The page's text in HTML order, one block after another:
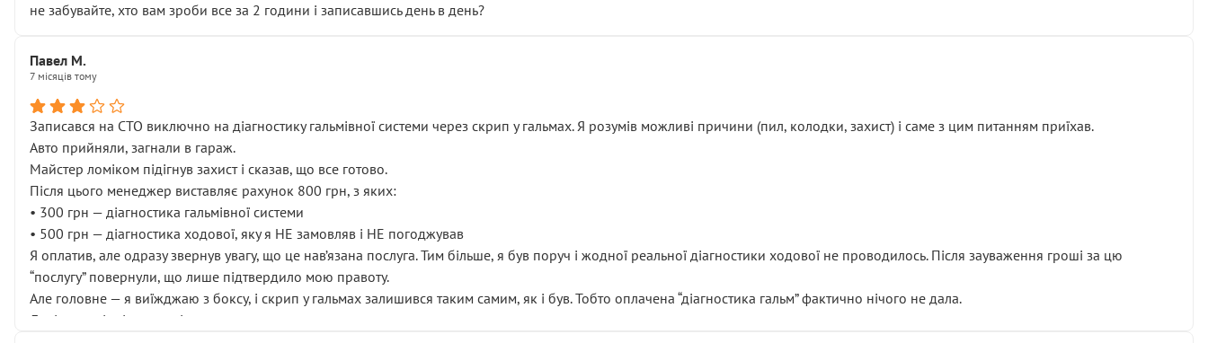
не забувайте, хто вам зроби все за 2 години і записавшись день в день?
Павел М.
7 місяців тому
Записався на СТО виключно на діагностику гальмівної системи через скрип у гальмах. Я розумів можливі причини (пил, колодки, захист) і саме з цим питанням приїхав.
Авто прийняли, загнали в гараж.
Майстер ломіком підігнув захист і сказав, що все готово.
Після цього менеджер виставляє рахунок 800 грн, з яких:
• 300 грн — діагностика гальмівної системи
• 500 грн — діагностика ходової, яку я НЕ замовляв і НЕ погоджував
Я оплатив, але одразу звернув увагу, що це нав’язана послуга. Тим більше, я був поруч і жодної реальної діагностики ходової не проводилось. Після зауваження гроші за цю
“послугу” повернули, що лише підтвердило мою правоту.
Але головне — я виїжджаю з боксу, і скрип у гальмах залишився таким самим, як і був. Тобто оплачена “діагностика гальм” фактично нічого не дала.
Далі ситуація тільки погіршилась: